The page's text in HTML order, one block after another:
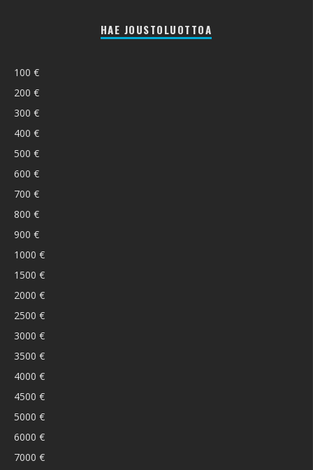
HAE JOUSTOLUOTTOA
100 €
200 €
300 €
400 €
500 €
600 €
700 €
800 €
900 €
1000 €
1500 €
2000 €
2500 €
3000 €
3500 €
4000 €
4500 €
5000 €
6000 €
7000 €